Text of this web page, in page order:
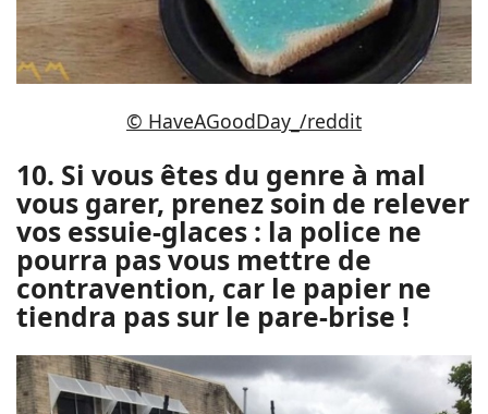
© HaveAGoodDay_/reddit
10. Si vous êtes du genre à mal
vous garer, prenez soin de relever
vos essuie-glaces : la police ne
pourra pas vous mettre de
contravention, car le papier ne
tiendra pas sur le pare-brise !